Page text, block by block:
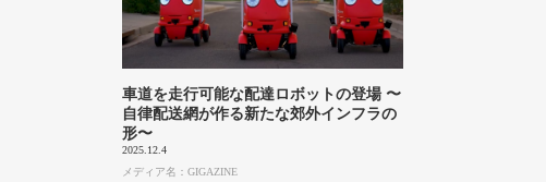
車道を走行可能な配達ロボットの登場 〜
自律配送網が作る新たな郊外インフラの
形〜
2025.12.4
メディア名：GIGAZINE